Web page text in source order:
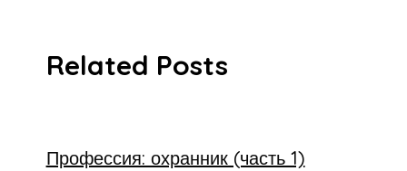
Related Posts
Профессия: охранник (часть 1)